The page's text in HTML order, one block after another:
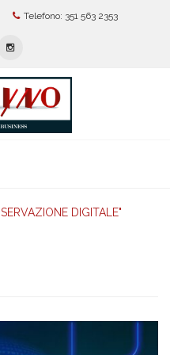
Telefono: 351 563 2353
DIGITALE"